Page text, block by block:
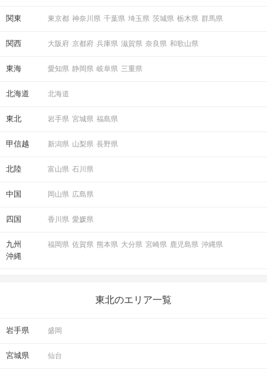
関東 東京都 神奈川県 千葉県 埼玉県 茨城県 栃木県 群馬県
関西 大阪府 京都府 兵庫県 滋賀県 奈良県 和歌山県
東海 愛知県 静岡県 岐阜県 三重県
北海道 北海道
東北 岩手県 宮城県 福島県
甲信越 新潟県 山梨県 長野県
北陸 富山県 石川県
中国 岡山県 広島県
四国 香川県 愛媛県
九州
沖縄
福岡県 佐賀県 熊本県 大分県 宮崎県 鹿児島県 沖縄県
東北のエリア一覧
岩手県 盛岡
宮城県 仙台